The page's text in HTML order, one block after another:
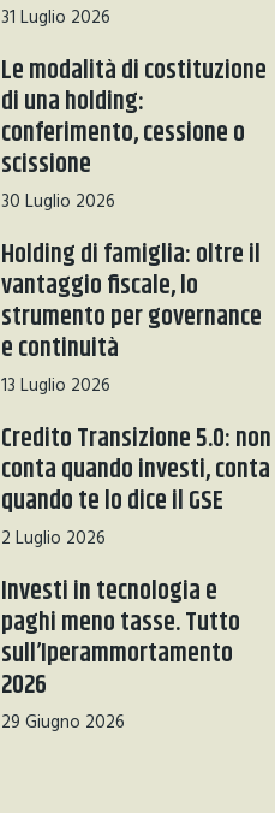
31 Luglio 2026
Le modalità di costituzione
di una holding:
conferimento, cessione o
scissione
30 Luglio 2026
Holding di famiglia: oltre il
vantaggio fiscale, lo
strumento per governance
e continuità
13 Luglio 2026
Credito Transizione 5.0: non
conta quando investi, conta
quando te lo dice il GSE
2 Luglio 2026
Investi in tecnologia e
paghi meno tasse. Tutto
sull’Iperammortamento
2026
29 Giugno 2026